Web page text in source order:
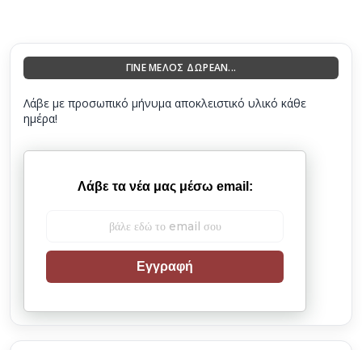
ΓΙΝΕ ΜΕΛΟΣ ΔΩΡΕΑΝ...
Λάβε με προσωπικό μήνυμα αποκλειστικό υλικό κάθε
ημέρα!
Λάβε τα νέα μας μέσω email:
Εγγραφή